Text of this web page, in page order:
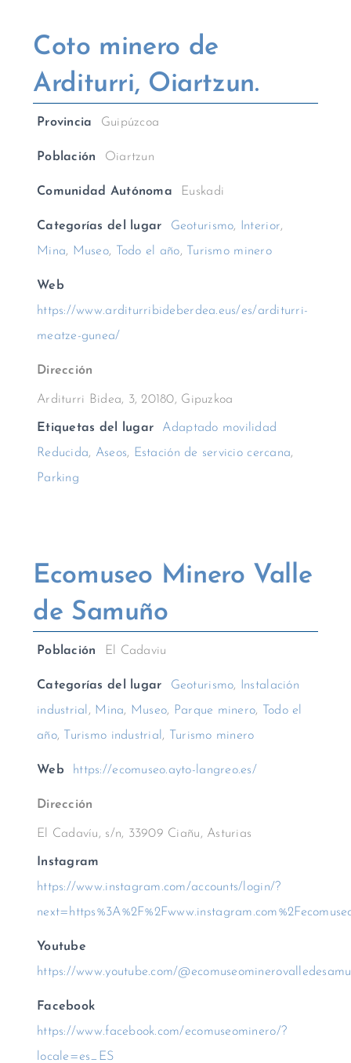
Coto minero de
Arditurri, Oiartzun.
Provincia Guipúzcoa
Población Oiartzun
Comunidad Autónoma Euskadi
Categorías del lugar Geoturismo, Interior,
Mina, Museo, Todo el año, Turismo minero
Web
https://www.arditurribideberdea.eus/es/arditurri-
meatze-gunea/
Dirección
Arditurri Bidea, 3, 20180, Gipuzkoa
Etiquetas del lugar
Adaptado movilidad
Reducida, Aseos, Estación de servicio cercana,
Parking
Ecomuseo Minero Valle
de Samuño
Población El Cadaviu
Categorías del lugar Geoturismo,
Instalación
industrial , Mina, Museo, Parque minero,
Todo el
año, Turismo industrial , Turismo minero
Web https://ecomuseo.ayto-langreo.es/
Dirección
El Cadavíu, s/n, 33909 Ciañu, Asturias
Instagram
https://www.instagram.com/accounts/login/?
Youtube
https://www.youtube.com/
Facebook
https://www.facebook.com/ecomuseominero/?
locale=es_ES